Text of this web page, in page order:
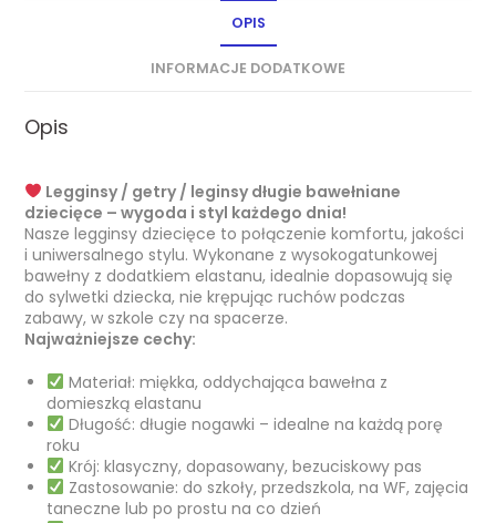
OPIS
INFORMACJE DODATKOWE
Opis
Legginsy / getry / leginsy długie bawełniane
dziecięce – wygoda i styl każdego dnia!
Nasze legginsy dziecięce to połączenie komfortu, jakości
i uniwersalnego stylu. Wykonane z wysokogatunkowej
bawełny z dodatkiem elastanu, idealnie dopasowują się
do sylwetki dziecka, nie krępując ruchów podczas
zabawy, w szkole czy na spacerze.
Najważniejsze cechy:
Materiał: miękka, oddychająca bawełna z
domieszką elastanu
Długość: długie nogawki – idealne na każdą porę
roku
Krój: klasyczny, dopasowany, bezuciskowy pas
Zastosowanie: do szkoły, przedszkola, na WF, zajęcia
taneczne lub po prostu na co dzień